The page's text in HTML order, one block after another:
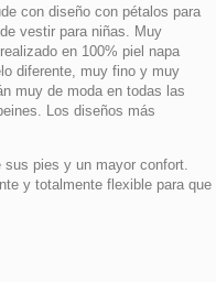
con diseño con pétalos para
vestir para niñas. Muy
en 100% piel napa
diferente, muy fino y muy
muy de moda en todas las
Los diseños más
sus pies y un mayor confort.
y totalmente flexible para que